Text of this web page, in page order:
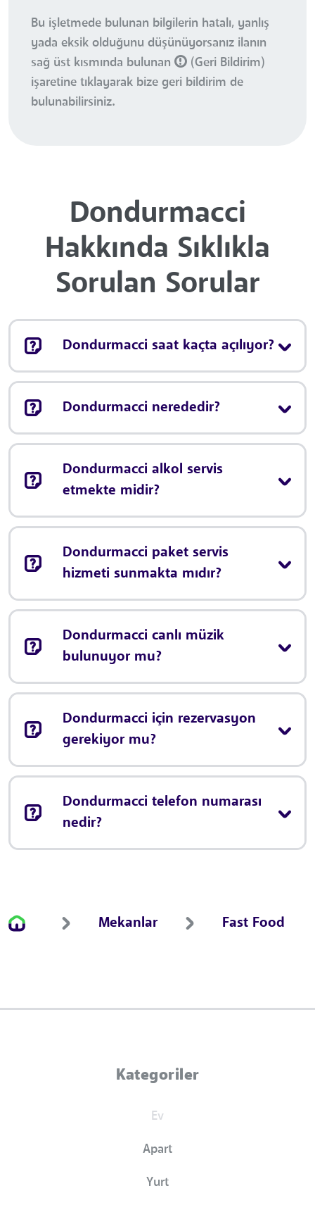
Bu işletmede bulunan bilgilerin hatalı, yanlış
yada eksik olduğunu düşünüyorsanız ilanın
sağ üst kısmında bulunan
(Geri Bildirim)
işaretine tıklayarak bize geri bildirim de
bulunabilirsiniz.
Dondurmacci
Hakkında Sıklıkla
Sorulan Sorular
Dondurmacci saat kaçta açılıyor?
Dondurmacci nerededir?
Dondurmacci alkol servis
etmekte midir?
Dondurmacci paket servis
hizmeti sunmakta mıdır?
Dondurmacci canlı müzik
bulunuyor mu?
Dondurmacci için rezervasyon
gerekiyor mu?
Dondurmacci telefon numarası
nedir?
Mekanlar Fast Food
Kategoriler
Ev
Apart
Yurt